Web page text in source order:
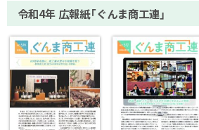
令和4年 広報紙「ぐんま商工連」